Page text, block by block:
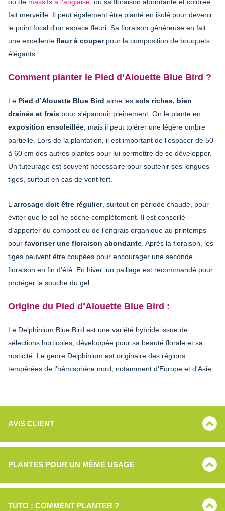
fait merveille. Il peut également être planté en isolé pour devenir
le point focal d'un espace fleuri. Sa floraison généreuse en fait
une excellente fleur à couperpour la composition de bouquets
élégants.
Comment planter le Pied d’Alouette Blue Bird ?
Le Pied d’Alouette Blue Bird aime les sols riches, bien
drainés et frais pour s'épanouir pleinement. On le plante en
exposition ensoleillée , mais il peut tolérer une légère ombre
partielle. Lors de la plantation, il est important de l'espacer de 50
à 60 cm des autres plantes pour lui permettre de se développer.
Un tuteurage est souvent nécessaire pour soutenir ses longues
tiges, surtout en cas de vent fort.
L'arrosage doit être régulier, surtout en période chaude, pour
éviter que le sol ne sèche complètement. Il est conseillé
d’apporter du compost ou de l’engrais organique au printemps
pour favoriser une floraison abondante . Après la floraison, les
tiges peuvent être coupées pour encourager une seconde
floraison en fin d'été. En hiver, un paillage est recommandé pour
protéger la souche du gel.
Origine du Pied d’Alouette Blue Bird :
Le Delphinium Blue Bird est une variété hybride issue de
sélections horticoles, développée pour sa beauté florale et sa
rusticité. Le genre Delphinium est originaire des régions
tempérées de l'hémisphère nord, notamment d'Europe et d'Asie.
AVIS CLIENT
PLANTES POUR UN MÊME USAGE
TUTO : COMMENT PLANTER ?